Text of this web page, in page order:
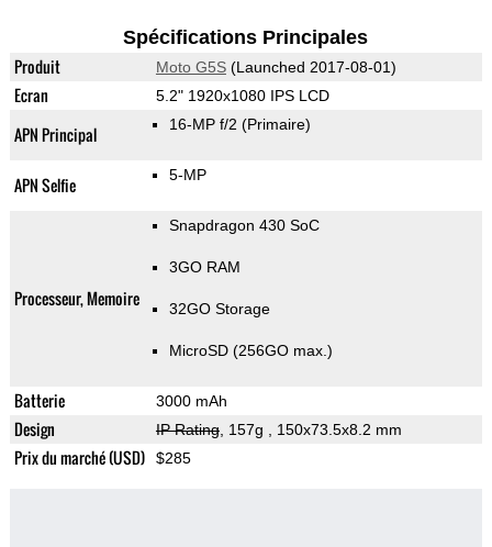
Spécifications Principales
Produit Moto G5S(Launched 2017-08-01)
Ecran 5.2" 1920x1080 IPS LCD
APN Principal 16-MP f/2 (Primaire)
APN Selfie 5-MP
Processeur, Memoire
Snapdragon 430 SoC
3GO RAM
32GO Storage
MicroSD (256GO max.)
Batterie 3000 mAh
Design IP Rating, 157g , 150x73.5x8.2 mm
Prix du marché (USD) $285